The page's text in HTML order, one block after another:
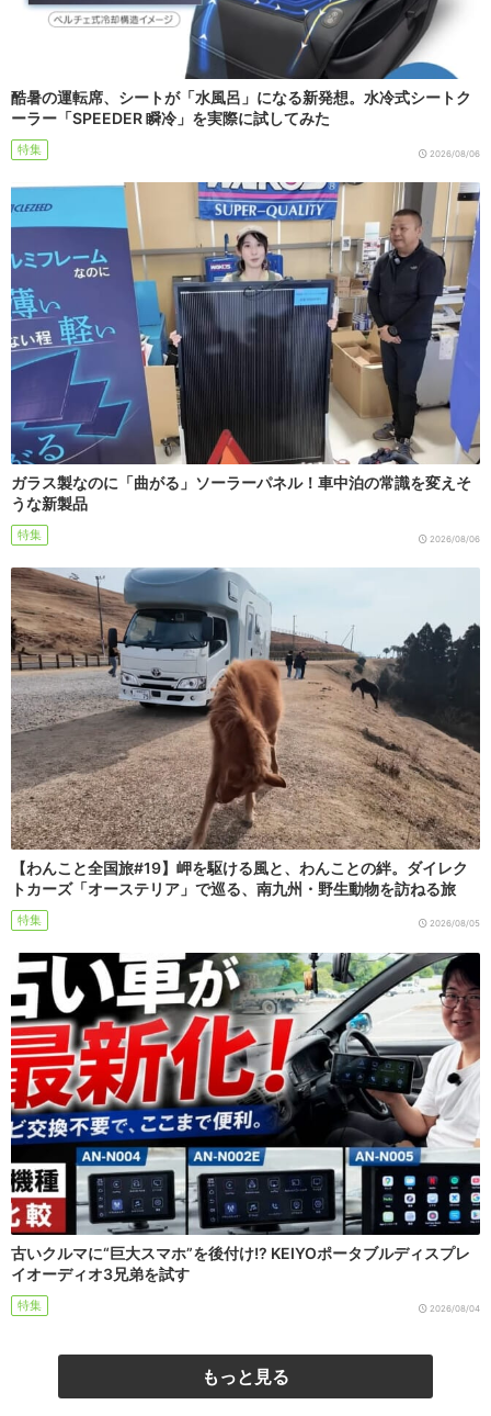
酷暑の運転席、シートが「水風呂」になる新発想。水冷式シートク
ーラー「SPEEDER 瞬冷」を実際に試してみた
特集 2026/08/06
ガラス製なのに「曲がる」ソーラーパネル！車中泊の常識を変えそ
うな新製品
特集 2026/08/06
【わんこと全国旅#19】岬を駆ける風と、わんことの絆。ダイレク
トカーズ「オーステリア」で巡る、南九州・野生動物を訪ねる旅
特集 2026/08/05
古いクルマに“巨大スマホ”を後付け!? KEIYOポータブルディスプレ
イオーディオ3兄弟を試す
特集 2026/08/04
もっと見る